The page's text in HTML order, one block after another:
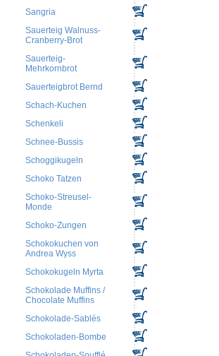
Sangria
Sauerteig Walnuss-
Cranberry-Brot
Sauerteig-
Mehrkornbrot
Sauerteigbrot Bernd
Schach-Kuchen
Schenkeli
Schnee-Bussis
Schoggikugeln
Schoko Tatzen
Schoko-Streusel-
Monde
Schoko-Zungen
Schokokuchen von
Andrea Wyss
Schokokugeln Myrta
Schokolade Muffins /
Chocolate Muffins
Schokolade-Sablés
Schokoladen-Bombe